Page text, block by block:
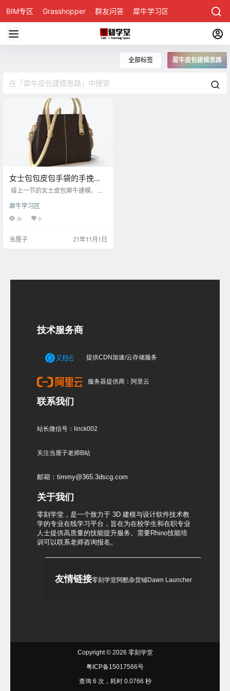
BIM专区 Grasshopper 群友问答 犀牛学习区
全部标签 犀牛皮包建模思路
女士包包皮包手袋的手挽和
肩带Rhino犀牛建模图文&视
接上一节的女士皮包犀牛建模，把
视图上用犀牛Curve画出皮包手挽曲
线，居皮包中线位置，在右视图勾
曲线 选择生成的曲线，其他隐藏，
线，用单轨扫掠生成曲面，在犀牛
犀牛学习区
2k 0
当厘子 21年11月1日
技术服务商
提供CDN加速/云存储服务
服务器提供商：阿里云
联系我们
站长微信号：linck002
关注当厘子老师B站
邮箱：timmy@365.3dscg.com
关于我们
零刻学堂，是一个致力于 3D 建模与设计软件技术教
学的专业在线学习平台，旨在为在校学生和在职专业
人士提供高质量的技能提升服务。需要Rhino技能培
训可以联系老师咨询报名。
友情链接零刻学堂阿酷杂货铺Dawn Launcher
Copyright © 2026 零刻学堂
粤ICP备15017566号
查询 6 次，耗时 0.0766 秒